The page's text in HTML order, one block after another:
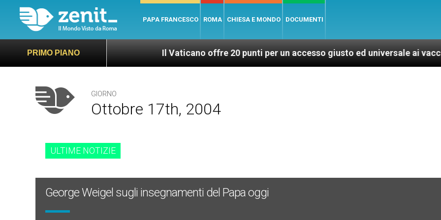
PAPA FRANCESCO ROMA CHIESA E MONDO DOCUMENTI
PRIMO PIANO Il Vaticano offre 20 punti per un accesso giusto ed universale ai vaccini, per un
GIORNO
Ottobre 17th, 2004
ULTIME NOTIZIE
George Weigel sugli insegnamenti del Papa oggi